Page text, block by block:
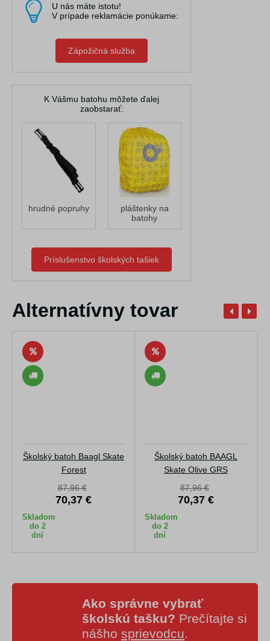
U nás máte istotu!
V prípade reklamácie ponúkame:
Zápožičná služba
K Vášmu batohu môžete ďalej
zaobstarať:
hrudné popruhy
pláštenky na
batohy
Príslušenstvo školských tašiek
Alternatívny tovar
Školský batoh Baagl Skate
Forest
87,96 €
70,37 €
Skladom
do 2
dní
Školský batoh BAAGL
Skate Olive GRS
87,96 €
70,37 €
Skladom
do 2
dní
Ako správne vybrať
školskú tašku? Prečítajte si
nášho sprievodcu.